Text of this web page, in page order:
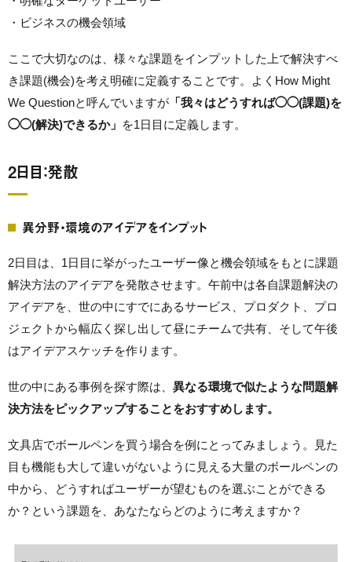
・ビジネスの機会領域
ここで大切なのは、様々な課題をインプットした上で解決すべ
き課題(機会)を考え明確に定義することです。よくHow Might
We Questionと呼んでいますが 「我々はどうすれば◯◯(課題)を
◯◯(解決)できるか」 を1日目に定義します。
2日目：発散
異分野・環境のアイデアをインプット
2日目は、1日目に挙がったユーザー像と機会領域をもとに課題
解決方法のアイデアを発散させます。午前中は各自課題解決の
アイデアを、世の中にすでにあるサービス、プロダクト、プロ
ジェクトから幅広く探し出して昼にチームで共有、そして午後
はアイデアスケッチを作ります。
世の中にある事例を探す際は、 異なる環境で似たような問題解
決方法をピックアップすることをおすすめします。
文具店でボールペンを買う場合を例にとってみましょう。見た
目も機能も大して違いがないように見える大量のボールペンの
中から、どうすればユーザーが望むものを選ぶことができる
か？という課題を、あなたならどのように考えますか？